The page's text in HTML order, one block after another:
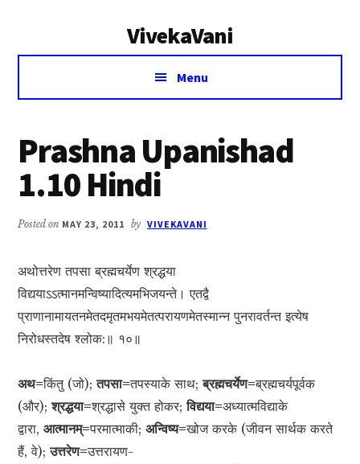
VivekaVani
Voice
Vivekananda
Menu
Prashna Upanishad
1.10 Hindi
Posted on MAY 23, 2011 by VIVEKAVANI
अथोत्तरेण तपसा ब्रह्मचर्येण श्रद्धया
विद्ययाऽऽत्मानमन्विष्यादित्यमभिजयन्ते। एतद्वै
प्राणानामायतनमेतदमृतमभयमेतत्परायणमेतस्मान्न पुनरावर्तन्त इत्येष
निरोधस्तदेष श्लोक:॥ १०॥
अथ=किंतु (जो);तपसा=तपस्याके साथ;ब्रह्मचर्येण=ब्रह्मचर्यपूर्वक
(और);श्रद्धया=श्रद्धासे युक्त होकर;विद्यया=अध्यात्मविद्याके
द्वारा,आत्मानम्=परमात्माकी;अन्विष्य=खोज करके (जीवन सार्थक करते
हैं, वे);उत्तरेण=उत्तरायण-